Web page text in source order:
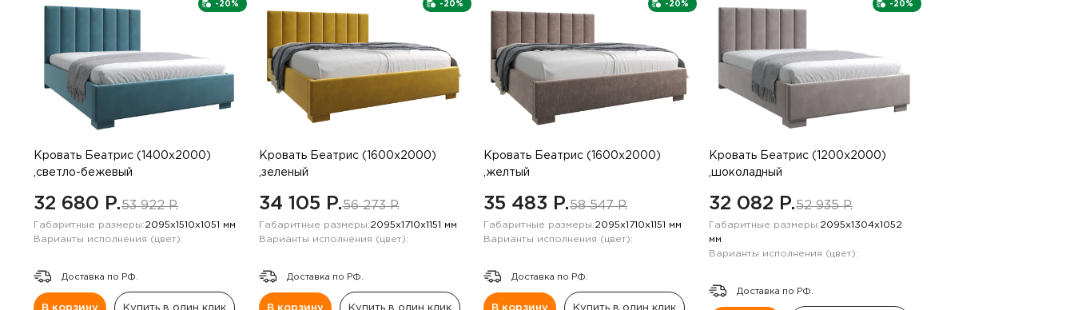
-20%
Кровать Беатрис (1400х2000)
,светло-бежевый
32 680 P.53 922 P.
Габаритные размеры:2095х1510х1051 мм
Варианты исполнения (цвет):
Доставка по РФ.
В корзину Купить в один клик
-20%
Кровать Беатрис (1600х2000)
,зеленый
34 105 P.56 273 P.
Габаритные размеры:2095х1710х1151 мм
Варианты исполнения (цвет):
Доставка по РФ.
В корзину Купить в один клик
-20%
Кровать Беатрис (1600х2000)
,желтый
35 483 P.58 547 P.
Габаритные размеры:2095х1710х1151 мм
Варианты исполнения (цвет):
Доставка по РФ.
В корзину Купить в один клик
-20%
Кровать Беатрис (1200х2000)
,шоколадный
32 082 P.52 935 P.
Габаритные размеры:2095х1304х1052
мм
Варианты исполнения (цвет):
Доставка по РФ.